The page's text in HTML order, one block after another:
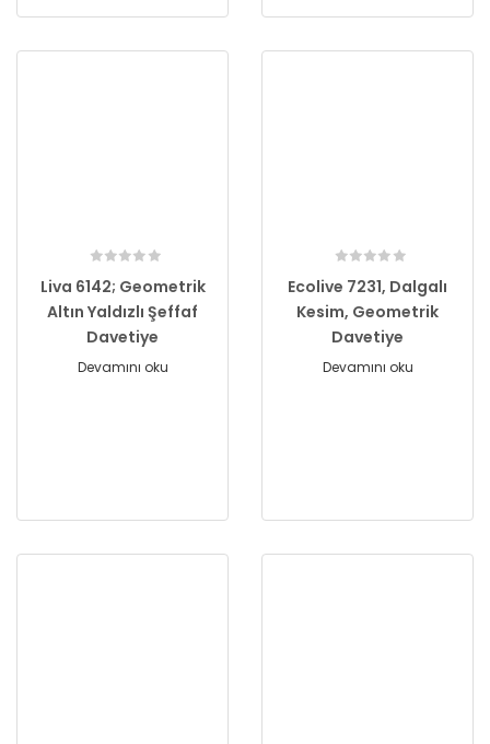
Liva 6142; Geometrik
Altın Yaldızlı Şeffaf
Davetiye
Devamını oku
Ecolive 7231, Dalgalı
Kesim, Geometrik
Davetiye
Devamını oku